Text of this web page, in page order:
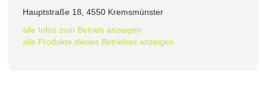
Hauptstraße 18, 4550 Kremsmünster
alle Infos zum Betrieb anzeigen
alle Produkte dieses Betriebes anzeigen